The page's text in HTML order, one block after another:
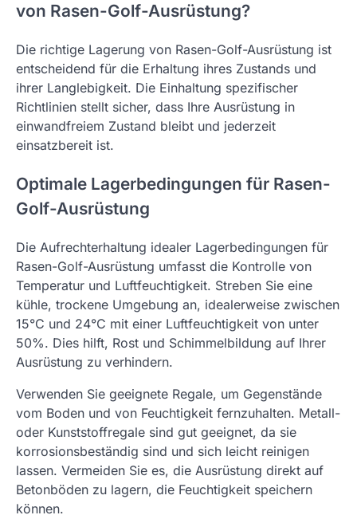
von Rasen-Golf-Ausrüstung?
Die richtige Lagerung von Rasen-Golf-Ausrüstung ist
entscheidend für die Erhaltung ihres Zustands und
ihrer Langlebigkeit. Die Einhaltung spezifischer
Richtlinien stellt sicher, dass Ihre Ausrüstung in
einwandfreiem Zustand bleibt und jederzeit
einsatzbereit ist.
Optimale Lagerbedingungen für Rasen-
Golf-Ausrüstung
Die Aufrechterhaltung idealer Lagerbedingungen für
Rasen-Golf-Ausrüstung umfasst die Kontrolle von
Temperatur und Luftfeuchtigkeit. Streben Sie eine
kühle, trockene Umgebung an, idealerweise zwischen
15°C und 24°C mit einer Luftfeuchtigkeit von unter
50%. Dies hilft, Rost und Schimmelbildung auf Ihrer
Ausrüstung zu verhindern.
Verwenden Sie geeignete Regale, um Gegenstände
vom Boden und von Feuchtigkeit fernzuhalten. Metall-
oder Kunststoffregale sind gut geeignet, da sie
korrosionsbeständig sind und sich leicht reinigen
lassen. Vermeiden Sie es, die Ausrüstung direkt auf
Betonböden zu lagern, die Feuchtigkeit speichern
können.